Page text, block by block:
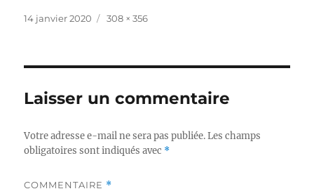
Publié
14 janvier 2020
Taille
308 × 356
Laisser un commentaire
Votre adresse e-mail ne sera pas publiée. Les champs
obligatoires sont indiqués avec *
COMMENTAIRE *